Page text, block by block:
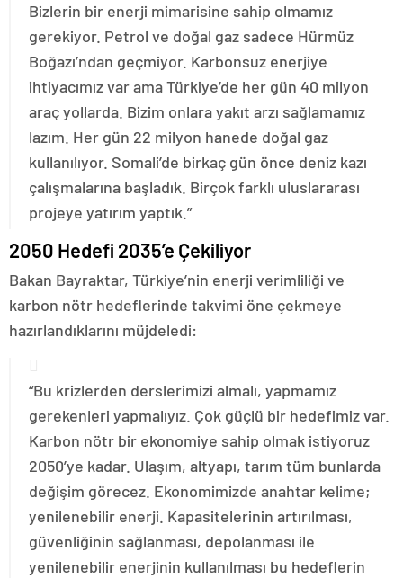
Bizlerin bir enerji mimarisine sahip olmamız
gerekiyor. Petrol ve doğal gaz sadece Hürmüz
Boğazı’ndan geçmiyor. Karbonsuz enerjiye
ihtiyacımız var ama Türkiye’de her gün 40 milyon
araç yollarda. Bizim onlara yakıt arzı sağlamamız
lazım. Her gün 22 milyon hanede doğal gaz
kullanılıyor. Somali’de birkaç gün önce deniz kazı
çalışmalarına başladık. Birçok farklı uluslararası
projeye yatırım yaptık.”
2050 Hedefi 2035’e Çekiliyor
Bakan Bayraktar, Türkiye’nin enerji verimliliği ve
karbon nötr hedeflerinde takvimi öne çekmeye
hazırlandıklarını müjdeledi:
“Bu krizlerden derslerimizi almalı, yapmamız
gerekenleri yapmalıyız. Çok güçlü bir hedefimiz var.
Karbon nötr bir ekonomiye sahip olmak istiyoruz
2050’ye kadar. Ulaşım, altyapı, tarım tüm bunlarda
değişim görecez. Ekonomimizde anahtar kelime;
yenilenebilir enerji. Kapasitelerinin artırılması,
güvenliğinin sağlanması, depolanması ile
yenilenebilir enerjinin kullanılması bu hedeflerin